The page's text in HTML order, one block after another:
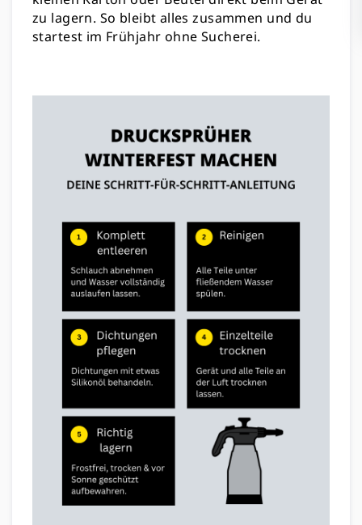
zu lagern. So bleibt alles zusammen und du
startest im Frühjahr ohne Sucherei.